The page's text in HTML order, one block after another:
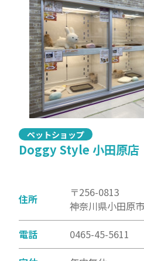
ペットショップ
Doggy Style 小田原店
住所
〒256-0813
神奈川県小田原
電話
0465-45-5611